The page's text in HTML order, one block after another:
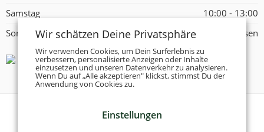
Samstag
10:00 - 13:00
Sonntag
Geschlossen
Tanzschuhe Otto München e.K.
Wir schätzen Deine Privatsphäre
Wir verwenden Cookies, um Dein Surferlebnis zu
verbessern, personalisierte Anzeigen oder Inhalte
einzusetzen und unseren Datenverkehr zu analysieren.
Wenn Du auf „Alle akzeptieren" klickst, stimmst Du der
Anwendung von Cookies zu.
Einstellungen